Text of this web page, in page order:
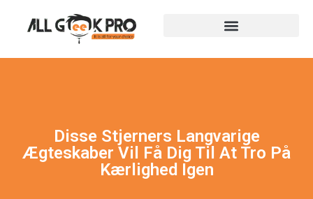
Disse Stjerners Langvarige
Ægteskaber Vil Få Dig Til At Tro På
Kærlighed Igen